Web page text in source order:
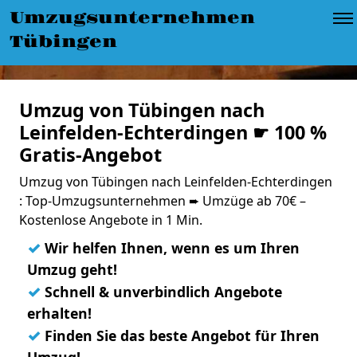
Umzugsunternehmen
Tübingen
Umzug von Tübingen nach
Leinfelden-Echterdingen ☛ 100 %
Gratis-Angebot
Umzug von Tübingen nach Leinfelden-Echterdingen
: Top-Umzugsunternehmen ➨ Umzüge ab 70€ –
Kostenlose Angebote in 1 Min.
✓ Wir helfen Ihnen, wenn es um Ihren
Umzug geht!
✓ Schnell & unverbindlich Angebote
erhalten!
✓ Finden Sie das beste Angebot für Ihren